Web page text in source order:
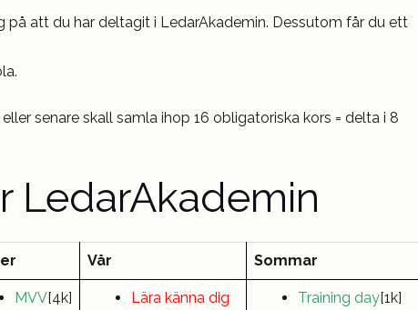
att du har deltagit i LedarAkademin. Dessutom får du ett
senare skall samla ihop 16 obligatoriska kors = delta i 8
LedarAkademin
Vår Sommar
MVV[4k]
Lära känna dig
Training day[1k]